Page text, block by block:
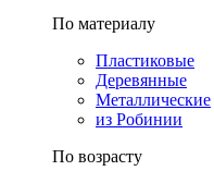
По материалу
Пластиковые
Деревянные
Металлические
из Робинии
По возрасту